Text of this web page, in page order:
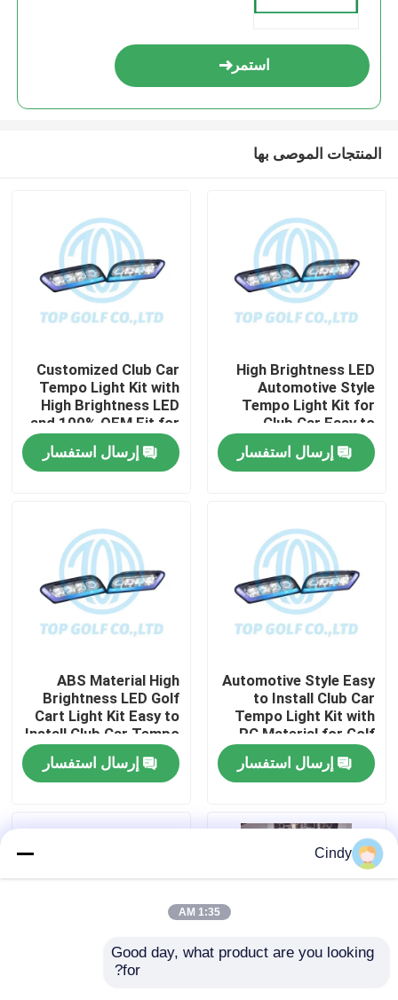
منتجات
معلومات عنا
مراقبة الجودة
اتصل بنا
أخبار
مرايا جانبية لعربة الجولف
استمر
المنتجات الموصى بها
High Brightness LED
Automotive Style
Tempo Light Kit for
Club Car Easy to
Install Golf Cart LED
Light Kitإرسال استفسار
Customized Club Car
Tempo Light Kit with
High Brightness LED
and 100% OEM Fit for
Golf Cart
إرسال استفسار
Automotive Style Easy
to Install Club Car
Tempo Light Kit with
PC Material for Golf
Cart LED Light Kit
إرسال استفسار
ABS Material High
Brightness LED Golf
Cart Light Kit Easy to
Install Club Car Tempo
إرسال استفسار
Cindy
1:35 AM
Good day, what product are you looking
for?